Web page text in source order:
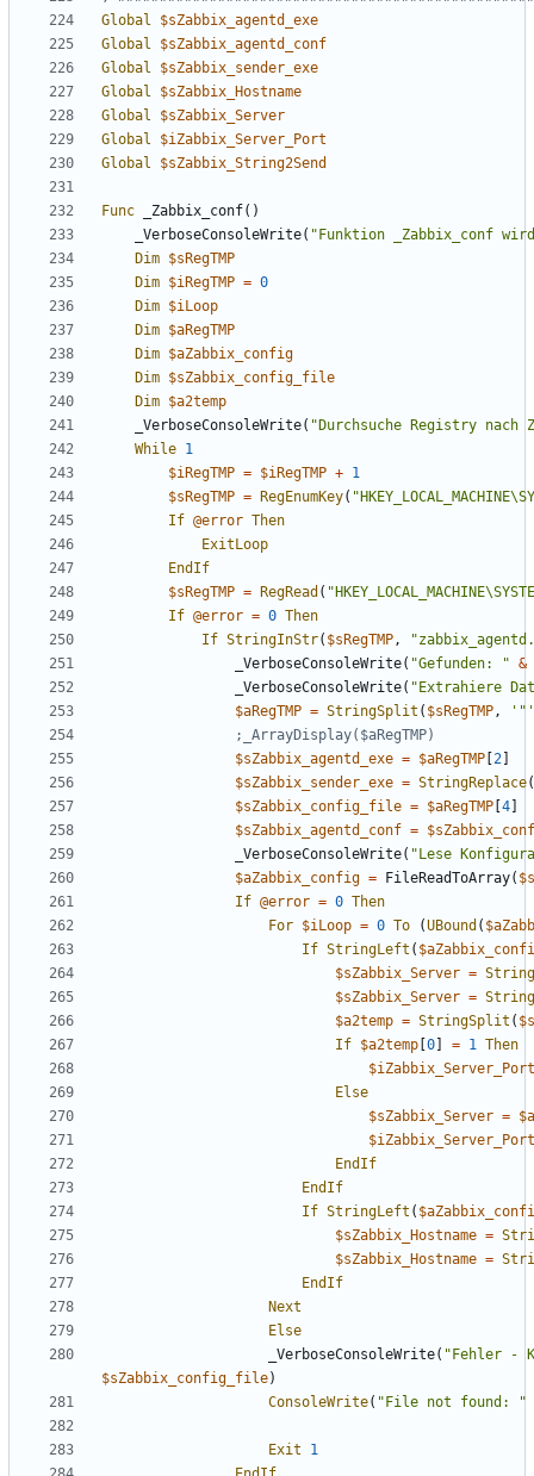
Global
$sZabbix_agentd_exe
Global
$sZabbix_agentd_conf
Global
$sZabbix_sender_exe
Global
$sZabbix_Hostname
Global
$sZabbix_Server
Global
$iZabbix_Server_Port
Global
$sZabbix_String2Send
Func _Zabbix_conf()
_VerboseConsoleWrite( "Funktion _Zabbix_conf
Dim $sRegTMP
Dim $iRegTMP = 0
Dim $iLoop
Dim $aRegTMP
Dim $aZabbix_config
Dim $sZabbix_config_file
Dim $a2temp
_VerboseConsoleWrite( "Durchsuche Registry
While 1
$iRegTMP = $iRegTMP + 1
$sRegTMP = RegEnumKey(
If @error Then
ExitLoop
EndIf
$sRegTMP = RegRead (
If @error = 0 Then
If StringInStr( $sRegTMP ,
_VerboseConsoleWrite( "Gefunden: " &
_VerboseConsoleWrite( "Extrahiere
$aRegTMP = StringSplit ( $sRegTMP ,
'"'
$sZabbix_agentd_exe = $aRegTMP [2]
$sZabbix_sender_exe = StringReplace(
$sZabbix_config_file = $aRegTMP [4]
$sZabbix_agentd_conf =
_VerboseConsoleWrite( "Lese
$aZabbix_config = FileReadToArray(
If @error = 0 Then
For $iLoop = 0 To (UBound (
If StringLeft (
$sZabbix_Server =
$sZabbix_Server =
$a2temp = StringSplit (
If $a2temp [0] = 1
Then
$iZabbix_Server_Port
Else
$sZabbix_Server =
$iZabbix_Server_Port
EndIf
EndIf
If StringLeft (
$sZabbix_Hostname =
$sZabbix_Hostname =
EndIf
Next
Else
_VerboseConsoleWrite( "Fehler -
$sZabbix_config_file)
ConsoleWrite( "File not found: "
Exit
1